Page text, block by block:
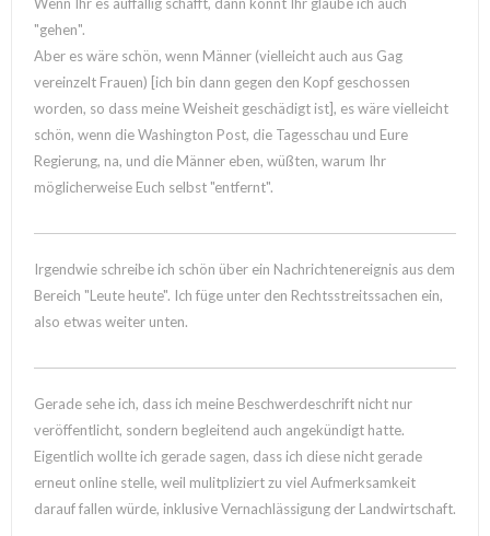
"gehen".
Aber es wäre schön, wenn Männer (vielleicht auch aus Gag
vereinzelt Frauen) [ich bin dann gegen den Kopf geschossen
worden, so dass meine Weisheit geschädigt ist], es wäre vielleicht
schön, wenn die Washington Post, die Tagesschau und Eure
Regierung, na, und die Männer eben, wüßten, warum Ihr
möglicherweise Euch selbst "entfernt".
Irgendwie schreibe ich schön über ein Nachrichtenereignis aus dem
Bereich "Leute heute". Ich füge unter den Rechtsstreitssachen ein,
also etwas weiter unten.
Gerade sehe ich, dass ich meine Beschwerdeschrift nicht nur
veröffentlicht, sondern begleitend auch angekündigt hatte.
Eigentlich wollte ich gerade sagen, dass ich diese nicht gerade
erneut online stelle, weil mulitpliziert zu viel Aufmerksamkeit
darauf fallen würde, inklusive Vernachlässigung der Landwirtschaft.